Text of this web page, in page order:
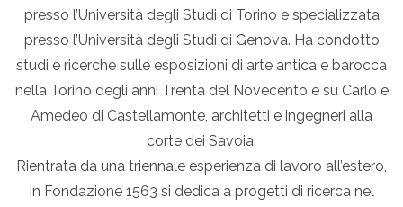
presso l’Università degli Studi di Torino e specializzata
presso l’Università degli Studi di Genova. Ha condotto
studi e ricerche sulle esposizioni di arte antica e barocca
nella Torino degli anni Trenta del Novecento e su Carlo e
Amedeo di Castellamonte, architetti e ingegneri alla
corte dei Savoia.
Rientrata da una triennale esperienza di lavoro all’estero,
in Fondazione 1563 si dedica a progetti di ricerca nel